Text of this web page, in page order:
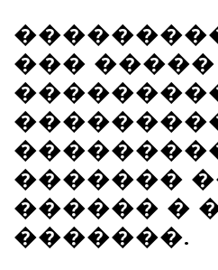
���
�������
������ �
�������.